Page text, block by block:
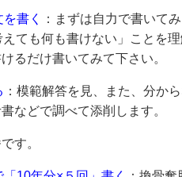
書く
：まずは自力で書いて
えても何も書けない」ことを
るだけ書いてみて下さい。
：模範解答を見、また、分か
などで調べて添削します。
す。